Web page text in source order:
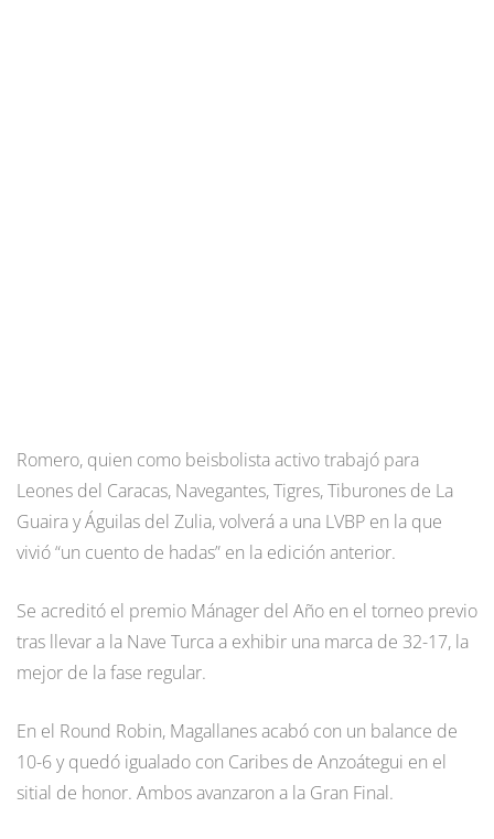
Romero, quien como beisbolista activo trabajó para
Leones del Caracas, Navegantes, Tigres, Tiburones de La
Guaira y Águilas del Zulia, volverá a una LVBP en la que
vivió “un cuento de hadas” en la edición anterior.
Se acreditó el premio Mánager del Año en el torneo previo
tras llevar a la Nave Turca a exhibir una marca de 32-17, la
mejor de la fase regular.
En el Round Robin, Magallanes acabó con un balance de
10-6 y quedó igualado con Caribes de Anzoátegui en el
sitial de honor. Ambos avanzaron a la Gran Final.